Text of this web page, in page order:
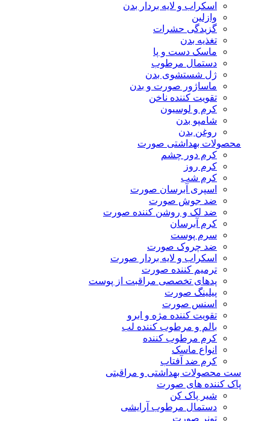
اسکراب و لایه بردار بدن
وازلین
گزیدگی حشرات
تغذیه بدن
ماسک دست و پا
دستمال مرطوب
ژل شستشوی بدن
ماساژور صورت و بدن
تقویت کننده ناخن
کرم و لوسیون
شامپو بدن
روغن بدن
محصولات بهداشتی صورت
کرم دور چشم
کرم روز
کرم شب
اسپری آبرسان صورت
ضد جوش صورت
ضد لک و روشن کننده صورت
کرم آبرسان
سرم پوست
ضد چروک صورت
اسکراب و لایه بردار صورت
ترمیم کننده صورت
پدهای تخصصی مراقبت از پوست
پیلینگ صورت
اسنس صورت
تقویت کننده مژه و ابرو
بالم و مرطوب کننده لب
کرم مرطوب کننده
انواع ماسک
کرم ضد آفتاب
ست محصولات بهداشتی و مراقبتی
پاک کننده های صورت
شیر پاک کن
دستمال مرطوب آرایشی
تونر صورت